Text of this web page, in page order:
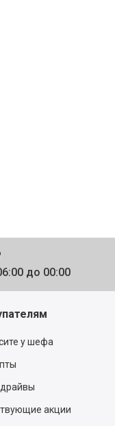
до 00:00
у шефа
акции